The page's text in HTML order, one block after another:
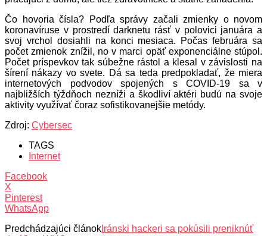
Čo hovoria čísla? Podľa správy začali zmienky o novom
koronavíruse v prostredí darknetu rásť v polovici januára a
svoj vrchol dosiahli na konci mesiaca. Počas februára sa
počet zmienok znížil, no v marci opäť exponenciálne stúpol.
Počet príspevkov tak súbežne rástol a klesal v závislosti na
šírení nákazy vo svete. Dá sa teda predpokladať, že miera
internetových podvodov spojených s COVID-19 sa v
najbližších týždňoch nezníži a škodliví aktéri budú na svoje
aktivity využívať čoraz sofistikovanejšie metódy.
Zdroj: Cybersec
TAGS
Internet
Facebook
X
Pinterest
WhatsApp
Predchádzajúci článok Iránski hackeri sa pokúsili preniknúť